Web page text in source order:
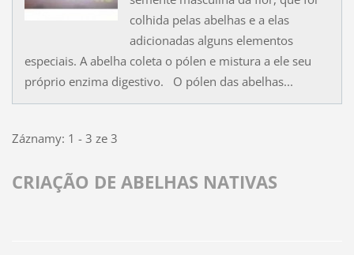
colhida pelas abelhas e a elas
adicionadas alguns elementos
especiais. A abelha coleta o pólen e mistura a ele seu
próprio enzima digestivo. O pólen das abelhas...
Záznamy: 1 - 3 ze 3
CRIAÇÃO DE ABELHAS NATIVAS